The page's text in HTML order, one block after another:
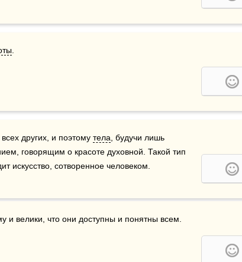
других, и поэтому тела , будучи лишь
говорящим о красоте духовной. Такой тип
искусство, сотворенное человеком.
и велики, что они доступны и понятны всем.